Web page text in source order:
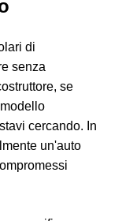
di
senza
se
cercando. In
un'auto